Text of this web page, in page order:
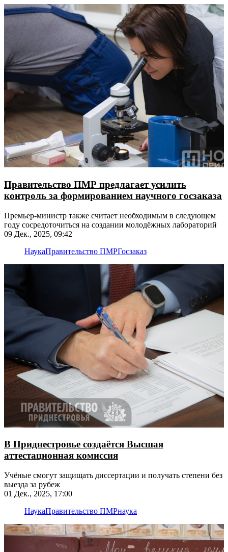
Правительство ПМР предлагает усилить
контроль за формированием научного госзаказа
Премьер-министр также считает необходимым в следующем
году сосредоточиться на создании молодёжных лабораторий
09 Дек., 2025, 09:42
НаукаПравительство ПМРГосзаказ
В Приднестровье создаётся Высшая
аттестационная комиссия
Учёные смогут защищать диссертации и получать степени без
выезда за рубеж
01 Дек., 2025, 17:00
НаукаПравительство ПМРнаука